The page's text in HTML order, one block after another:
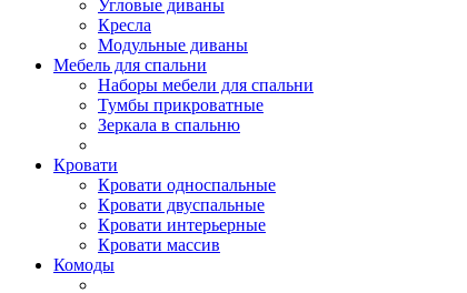
Угловые диваны
Кресла
Модульные диваны
Мебель для спальни
Наборы мебели для спальни
Тумбы прикроватные
Зеркала в спальню
Кровати
Кровати односпальные
Кровати двуспальные
Кровати интерьерные
Кровати массив
Комоды